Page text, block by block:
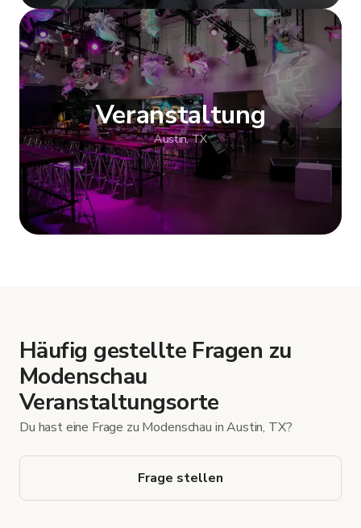
Mehr anzeigen
Veranstaltung
Austin, TX
Häufig gestellte Fragen zu
Modenschau
Veranstaltungsorte
Du hast eine Frage zu Modenschau in Austin, TX?
Frage stellen